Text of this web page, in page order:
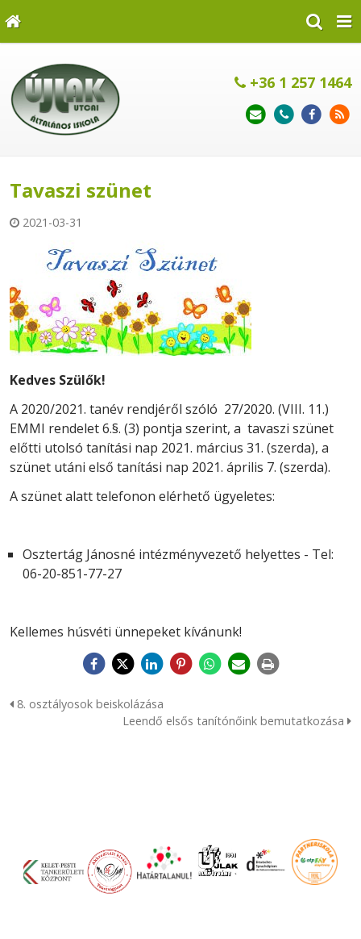
+36 1 257 1464
Tavaszi szünet
2021-03-31
Kedves Szülők!
A 2020/2021. tanév rendjéről szóló 27/2020. (VIII. 11.)
EMMI rendelet 6.§. (3) pontja szerint, a tavaszi szünet
előtti utolsó tanítási nap 2021. március 31. (szerda), a
szünet utáni első tanítási nap 2021. április 7. (szerda).
A szünet alatt telefonon elérhető ügyeletes:
Osztertág Jánosné intézményvezető helyettes - Tel:
06-20-851-77-27
Kellemes húsvéti ünnepeket kívánunk!
8. osztályosok beiskolázása
Leendő elsős tanítónőink bemutatkozása